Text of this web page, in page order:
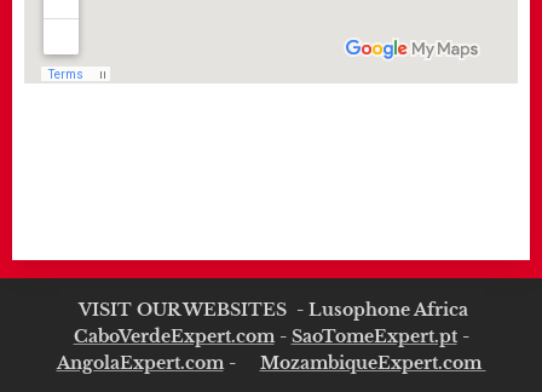
VISIT OUR WEBSITES - Lusophone Africa
CaboVerdeExpert.com- SaoTomeExpert.pt-
AngolaExpert.com- MozambiqueExpert.com